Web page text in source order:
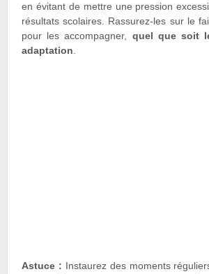
en évitant de mettre une pression
résultats scolaires. Rassurez-les sur le
pour les accompagner, quel que soit
adaptation
Astuce : Instaurez des moments